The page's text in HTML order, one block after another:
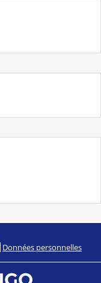
Données personnelles